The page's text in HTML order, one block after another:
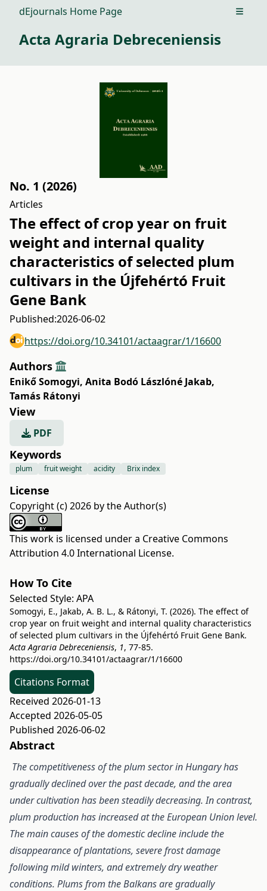
dEjournals Home Page Open
Acta Agraria Debreceniensis
No. 1 (2026)
Articles
The effect of crop year on fruit
weight and internal quality
characteristics of selected plum
cultivars in the Újfehértó Fruit
Gene Bank
Published:2026-06-02
https://doi.org/10.34101/actaagrar/1/16600
Authors
Enikő Somogyi, Anita Bodó Lászlóné Jakab,
Tamás Rátonyi
View
PDF
Keywords
plum fruit weight acidity Brix index
License
Copyright (c) 2026 by the Author(s)
This work is licensed under a Creative Commons
Attribution 4.0 International License.
How To Cite
Selected Style: APA
Somogyi, E., Jakab, A. B. L., & Rátonyi, T. (2026). The effect of
crop year on fruit weight and internal quality characteristics
of selected plum cultivars in the Újfehértó Fruit Gene Bank.
Acta Agraria Debreceniensis, 1, 77-85.
https://doi.org/10.34101/actaagrar/1/16600
Citations Format
Received 2026-01-13
Accepted 2026-05-05
Published 2026-06-02
Abstract
The competitiveness of the plum sector in Hungary has
gradually declined over the past decade, and the area
under cultivation has been steadily decreasing. In contrast,
plum production has increased at the European Union level.
The main causes of the domestic decline include the
disappearance of plantations, severe frost damage
following mild winters, and extremely dry weather
conditions. Plums from the Balkans are gradually